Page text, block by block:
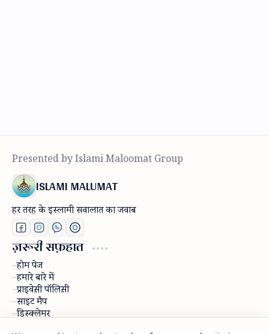
ISLAMI MALUMAT
हर तरह के इस्लामी सवालात का जवाब
ज़रूरी सफ़हात
होम पेज
हमारे बारे में
प्राइवेस़ी पॉलिस़ी
साइट मैप
डिस्क्लेमर